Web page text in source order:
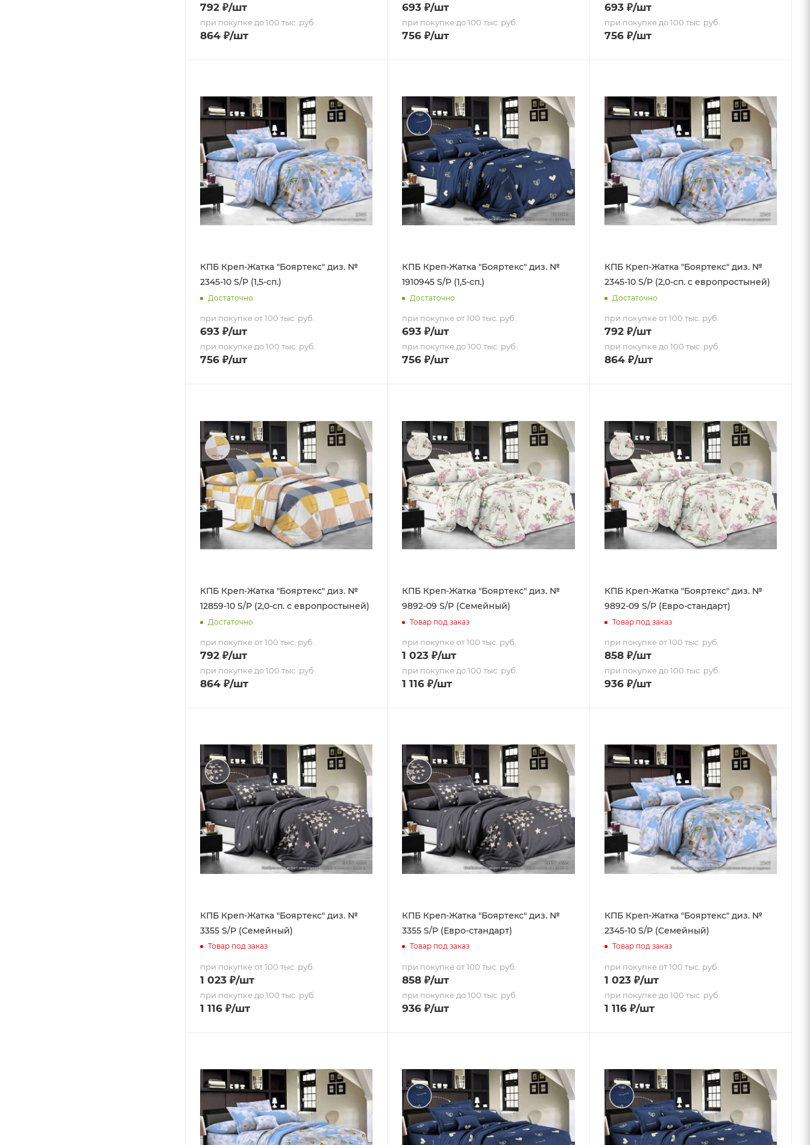
792 ₽/шт
при покупке до 100 тыс. руб.
864 ₽/шт
693 ₽/шт
при покупке до 100 тыс. руб.
756 ₽/шт
693₽/шт
при покупке до 100 тыс. руб.
756₽/шт
КПБ Креп-Жатка "Бояртекс" диз. №
2345-10 S/P (1,5-сп.)
Достаточно
при покупке от 100 тыс. руб.
693 ₽/шт
при покупке до 100 тыс. руб.
756 ₽/шт
КПБ Креп-Жатка "Бояртекс" диз. №
1910945 S/P (1,5-сп.)
Достаточно
при покупке от 100 тыс. руб.
693 ₽/шт
при покупке до 100 тыс. руб.
756 ₽/шт
КПБ Креп-Жатка "Бояртекс" диз. №
2345-10 S/P (2,0-сп. с европростыней)
Достаточно
при покупке от 100 тыс. руб.
792₽/шт
при покупке до 100 тыс. руб.
864₽/шт
КПБ Креп-Жатка "Бояртекс" диз. №
12859-10 S/P (2,0-сп. с европростыней)
Достаточно
при покупке от 100 тыс. руб.
792 ₽/шт
при покупке до 100 тыс. руб.
864 ₽/шт
КПБ Креп-Жатка "Бояртекс" диз. №
9892-09 S/P (Семейный)
Товар под заказ
при покупке от 100 тыс. руб.
1 023 ₽/шт
при покупке до 100 тыс. руб.
1 116 ₽/шт
КПБ Креп-Жатка "Бояртекс" диз. №
9892-09 S/P (Евро-стандарт)
Товар под заказ
при покупке от 100 тыс. руб.
858₽/шт
при покупке до 100 тыс. руб.
936₽/шт
КПБ Креп-Жатка "Бояртекс" диз. №
3355 S/P (Семейный)
Товар под заказ
при покупке от 100 тыс. руб.
1 023 ₽/шт
при покупке до 100 тыс. руб.
1 116 ₽/шт
КПБ Креп-Жатка "Бояртекс" диз. №
3355 S/P (Евро-стандарт)
Товар под заказ
при покупке от 100 тыс. руб.
858 ₽/шт
при покупке до 100 тыс. руб.
936 ₽/шт
КПБ Креп-Жатка "Бояртекс" диз. №
2345-10 S/P (Семейный)
Товар под заказ
при покупке от 100 тыс. руб.
1 023₽/шт
при покупке до 100 тыс. руб.
1 116₽/шт